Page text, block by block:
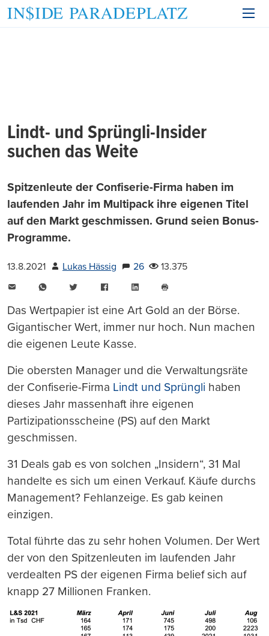
Lindt- und Sprüngli-Insider
suchen das Weite
Spitzenleute der Confiserie-Firma haben im
laufenden Jahr im Multipack ihre eigenen Titel
auf den Markt geschmissen. Grund seien Bonus-
Programme.
13.8.2021 Lukas Hässig 26
13.375
WhatsAppTwitter FacebookLinkedIn
drucken
Das Wertpapier ist eine Art Gold an der Börse.
Gigantischer Wert, immer nur hoch. Nun machen
die eigenen Leute Kasse.
Die obersten Manager und die Verwaltungsräte
der Confiserie-Firma Lindt und Sprüngli haben
dieses Jahr massenhaft ihre eigenen
Partizipationsscheine (PS) auf den Markt
geschmissen.
31 Deals gab es von solchen „Insidern“, 31 Mal
handelte es sich um einen Verkauf. Käufe durchs
Management? Fehlanzeige. Es gab keinen
einzigen.
Total führte das zu sehr hohen Volumen. Der Wert
der von den Spitzenleuten im laufenden Jahr
verdealten PS der eigenen Firma belief sich auf
knapp 27 Millionen Franken.